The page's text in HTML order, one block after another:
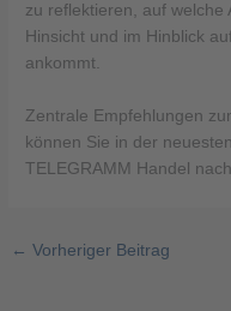
zu reflektieren, auf welche
Hinsicht und im Hinblick
ankommt.
Zentrale Empfehlungen
können Sie in der
TELEGRAMM Handel
← Vorheriger Beitrag